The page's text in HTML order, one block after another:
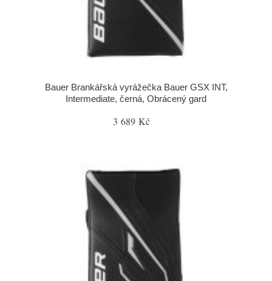
Bauer Brankářská vyrážečka Bauer GSX INT,
Intermediate, černá, Obrácený gard
3 689 Kč